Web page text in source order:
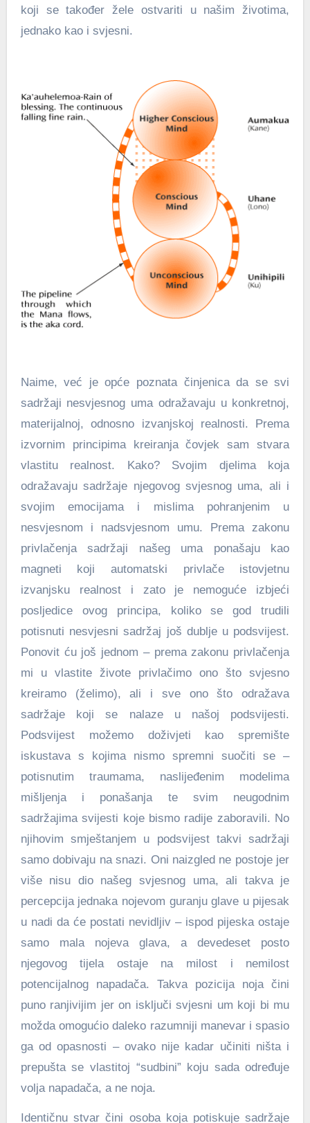
koji se također žele ostvariti u našim životima,
jednako kao i svjesni.
Naime, već je opće poznata činjenica da se svi
sadržaji nesvjesnog uma odražavaju u konkretnoj,
materijalnoj, odnosno izvanjskoj realnosti. Prema
izvornim principima kreiranja čovjek sam stvara
vlastitu realnost. Kako? Svojim djelima koja
odražavaju sadržaje njegovog svjesnog uma, ali i
svojim emocijama i mislima pohranjenim u
nesvjesnom i nadsvjesnom umu. Prema zakonu
privlačenja sadržaji našeg uma ponašaju kao
magneti koji automatski privlače istovjetnu
izvanjsku realnost i zato je nemoguće izbjeći
posljedice ovog principa, koliko se god trudili
potisnuti nesvjesni sadržaj još dublje u podsvijest.
Ponovit ću još jednom – prema zakonu privlačenja
mi u vlastite živote privlačimo ono što svjesno
kreiramo (želimo), ali i sve ono što odražava
sadržaje koji se nalaze u našoj podsvijesti.
Podsvijest možemo doživjeti kao spremište
iskustava s kojima nismo spremni suočiti se –
potisnutim traumama, naslijeđenim modelima
mišljenja i ponašanja te svim neugodnim
sadržajima svijesti koje bismo radije zaboravili. No
njihovim smještanjem u podsvijest takvi sadržaji
samo dobivaju na snazi. Oni naizgled ne postoje jer
više nisu dio našeg svjesnog uma, ali takva je
percepcija jednaka nojevom guranju glave u pijesak
u nadi da će postati nevidljiv – ispod pijeska ostaje
samo mala nojeva glava, a devedeset posto
njegovog tijela ostaje na milost i nemilost
potencijalnog napadača. Takva pozicija noja čini
puno ranjivijim jer on isključi svjesni um koji bi mu
možda omogućio daleko razumniji manevar i spasio
ga od opasnosti – ovako nije kadar učiniti ništa i
prepušta se vlastitoj “sudbini” koju sada određuje
volja napadača, a ne noja.
Identičnu stvar čini osoba koja potiskuje sadržaje